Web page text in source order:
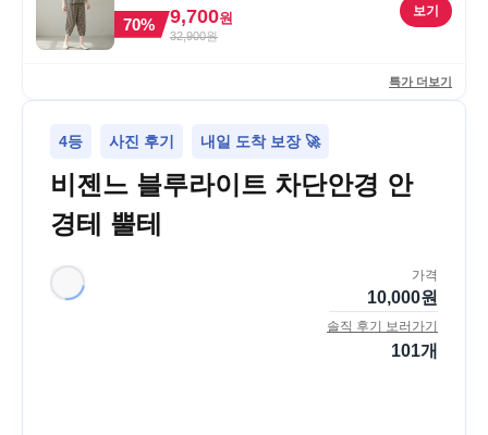
드리 GW1780, FREE, 1세트
70% 9,700원
32,900원
보기
특가 더보기
4등 사진 후기 내일 도착 보장 🚀
비젠느 블루라이트 차단안경 안
경테 뿔테
가격
10,000원
솔직 후기 보러가기
101개